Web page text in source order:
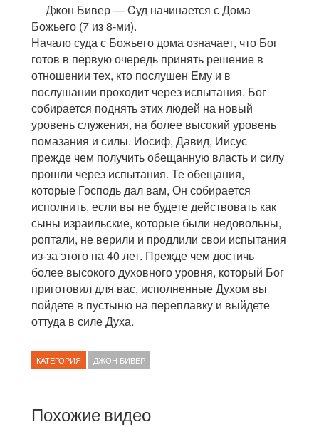
Джон Бивер — Cуд начинается с Дома
Божьего (7 из 8-ми).
Начало суда с Божьего дома означает, что Бог
готов в первую очередь принять решение в
отношении тех, кто послушен Ему и в
послушании проходит через испытания. Бог
собирается поднять этих людей на новый
уровень служения, на более высокий уровень
помазания и силы. Иосиф, Давид, Иисус
прежде чем получить обещанную власть и силу
прошли через испытания. Те обещания,
которые Господь дал вам, Он собирается
исполнить, если вы не будете действовать как
сыны израильские, которые были недовольны,
роптали, не верили и продлили свои испытания
из-за этого на 40 лет. Прежде чем достичь
более высокого духовного уровня, который Бог
приготовил для вас, исполненные Духом вы
пойдете в пустыню на переплавку и выйдете
оттуда в силе Духа.
КАТЕГОРИЯ ДЖОН БИВЕР
Похожие видео